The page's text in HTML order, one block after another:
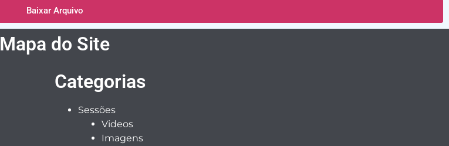
Baixar Arquivo
Mapa do Site
Categorias
Sessões
Videos
Imagens